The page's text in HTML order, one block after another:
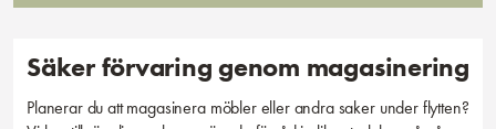
Säker förvaring genom magasinering
Planerar du att magasinera möbler eller andra saker under flytten?